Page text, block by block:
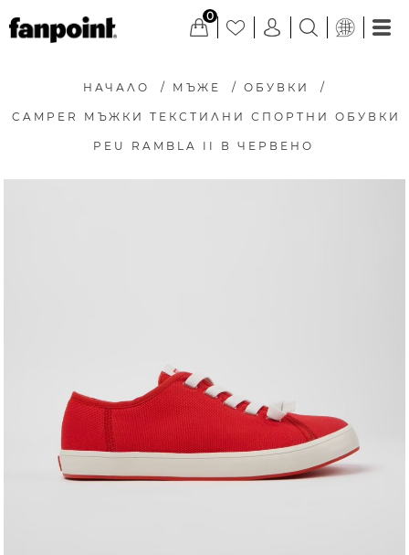
0
НАЧАЛО / МЪЖЕ / ОБУВКИ /
CAMPER МЪЖКИ ТЕКСТИЛНИ СПОРТНИ ОБУВКИ
PEU RAMBLA II В ЧЕРВЕНО